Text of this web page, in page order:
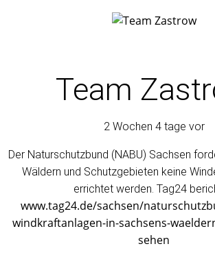
Team
2 Wochen 4 tage vor
Der Naturschutzbund (NABU) Sachsen
Wäldern und Schutzgebieten keine
errichtet werden. Tag24
www.tag24.de/sachsen/
windkraftanlagen-in-sachsens-
sehen